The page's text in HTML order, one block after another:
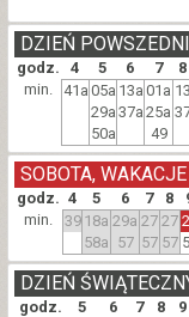
godz. 4 5 6 7 8
DZIEŃ
min. 41a 05a
29a
50a
13a
37a
01a
25a
49
13
godz. 4 5 6 7 8
SOBOTA, WAKACJE
min. 39 18a
58a
29a
57
27
57
27
57
godz. 5 6 7 8 9
DZIEŃ